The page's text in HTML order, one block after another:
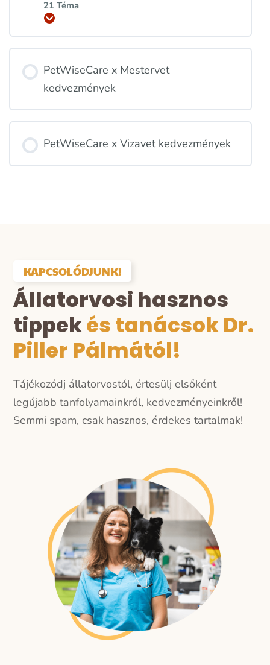
21 Téma
PetWiseCare x Mestervet
kedvezmények
PetWiseCare x Vizavet kedvezmények
KAPCSOLÓDJUNK!
Állatorvosi hasznos
tippekés tanácsok Dr.
Piller Pálmától!
Tájékozódj állatorvostól, értesülj elsőként
legújabb tanfolyamainkról, kedvezményeinkről!
Semmi spam, csak hasznos, érdekes tartalmak!